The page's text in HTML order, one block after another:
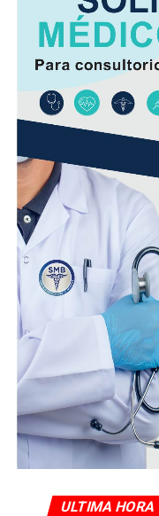
Comité de Obra,
la pavimentación
años por los
consideró que su
movilidad y
esta vialidad.
A la inauguración
funcionarios
obra y habitantes de
el tramo rehabilitado.
Con esta obra, el
programa de
administración, con
y fortalecer los
municipio.
ULTIMA HORA